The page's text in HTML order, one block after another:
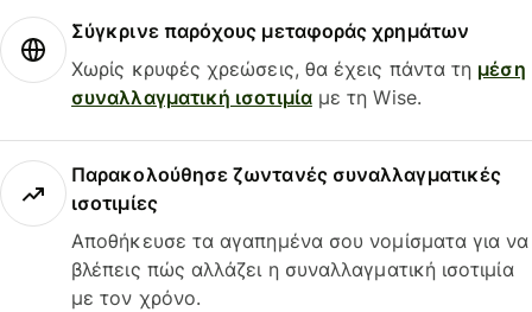
Σύγκρινε παρόχους μεταφοράς χρημάτων
Χωρίς κρυφές χρεώσεις, θα έχεις πάντα τη μέση
συναλλαγματική ισοτιμίαμε τη Wise.
Παρακολούθησε ζωντανές συναλλαγματικές
ισοτιμίες
Αποθήκευσε τα αγαπημένα σου νομίσματα για να
βλέπεις πώς αλλάζει η συναλλαγματική ισοτιμία
με τον χρόνο.